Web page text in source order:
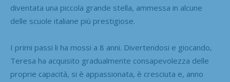
diventata una piccola grande stella, ammessa in alcune
delle scuole italiane più prestigiose.
I primi passi li ha mossi a 8 anni. Divertendosi e giocando,
Teresa ha acquisito gradualmente consapevolezza delle
proprie capacità, si è appassionata, è cresciuta e, anno